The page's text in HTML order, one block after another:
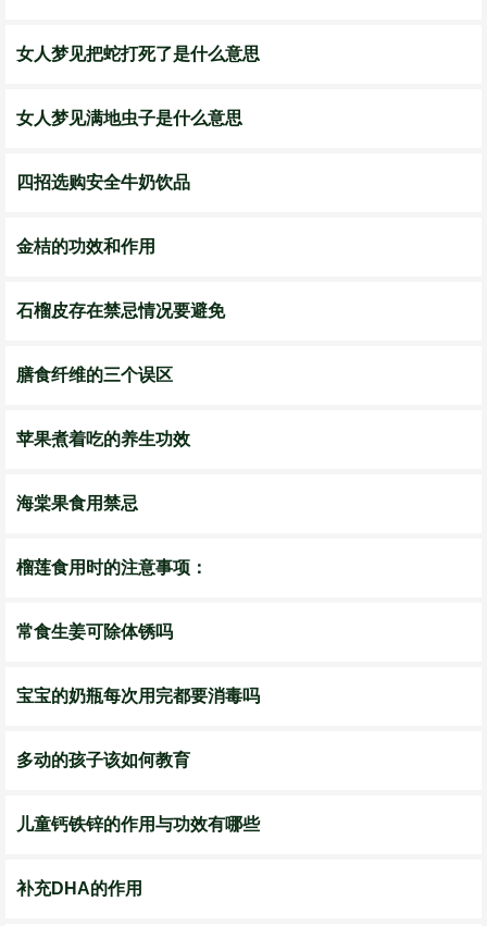
女人梦见把蛇打死了是什么意思
女人梦见满地虫子是什么意思
四招选购安全牛奶饮品
金桔的功效和作用
石榴皮存在禁忌情况要避免
膳食纤维的三个误区
苹果煮着吃的养生功效
海棠果食用禁忌
榴莲食用时的注意事项：
常食生姜可除体锈吗
宝宝的奶瓶每次用完都要消毒吗
多动的孩子该如何教育
儿童钙铁锌的作用与功效有哪些
补充DHA的作用